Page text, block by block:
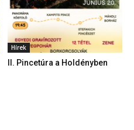
Hírek
II. Pincetúra a Holdényben